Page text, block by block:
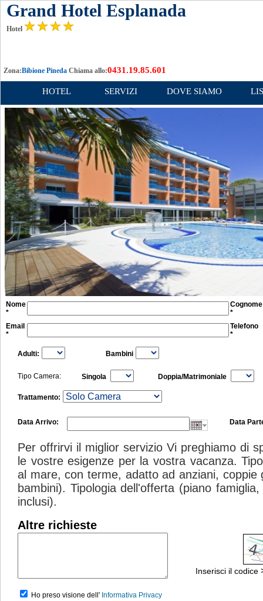
Grand Hotel Esplanada
Hotel
Zona:Bibione Pineda Chiama allo:0431.19.85.601
HOTEL SERVIZI DOVE SIAMO
Nome
*
Cognome
*
Email
*
Telefono
*
Adulti: Bambini
Tipo Camera: Singola Doppia/Matrimoniale
Trattamento:
Data Arrivo: Data
Per offrirvi il miglior servizio Vi preghiamo di
le vostre esigenze per la vostra vacanza.
al mare, con terme, adatto ad anziani, coppie
bambini). Tipologia dell'offerta (piano
inclusi).
Altre richieste
Inserisci il codice
Ho preso visione dell' Informativa Privacy